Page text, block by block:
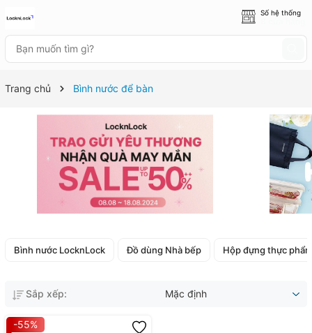
Số hệ thống
Trang chủ Bình nước để bàn
Bình nước LocknLock Đồ dùng Nhà bếp Hộp đựng thực phẩm
Sắp xếp: Mặc định
-55%